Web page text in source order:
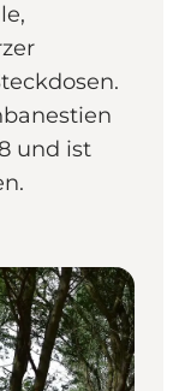
und ist